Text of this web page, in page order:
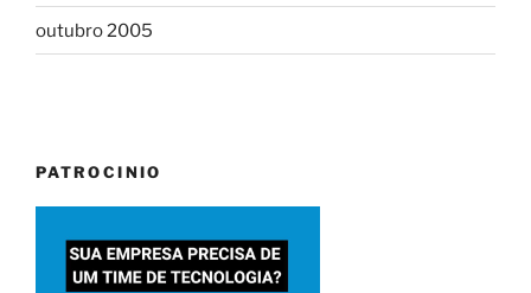
outubro 2005
PATROCINIO